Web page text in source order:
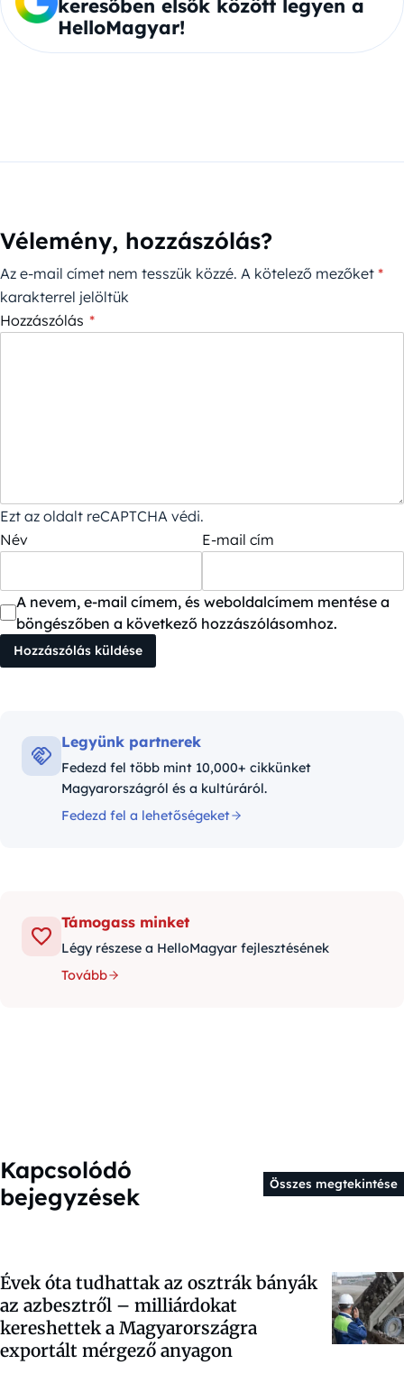
keresőben elsők között legyen a
HelloMagyar!
Vélemény, hozzászólás?
Az e-mail címet nem tesszük közzé. A kötelező mezőket *
karakterrel jelöltük
Hozzászólás *
Ezt az oldalt reCAPTCHA védi.
Név
E-mail cím
A nevem, e-mail címem, és weboldalcímem mentése a
böngészőben a következő hozzászólásomhoz.
Legyünk partnerek
Fedezd fel több mint 10,000+ cikkünket
Magyarországról és a kultúráról.
Fedezd fel a lehetőségeket
Támogass minket
Légy részese a HelloMagyar fejlesztésének
Tovább
Kapcsolódó
bejegyzések
Összes megtekintése
Évek óta tudhattak az osztrák bányák
az azbesztről – milliárdokat
kereshettek a Magyarországra
exportált mérgező anyagon